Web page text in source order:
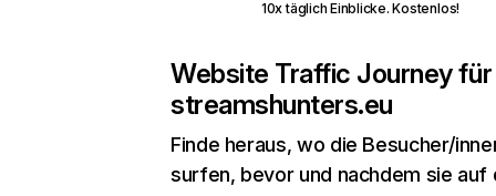
10x täglich Einblicke. Kostenlos!
Website Traffic Journey für
streamshunters.eu
Finde heraus, wo die Besucher/
surfen, bevor und nachdem sie auf